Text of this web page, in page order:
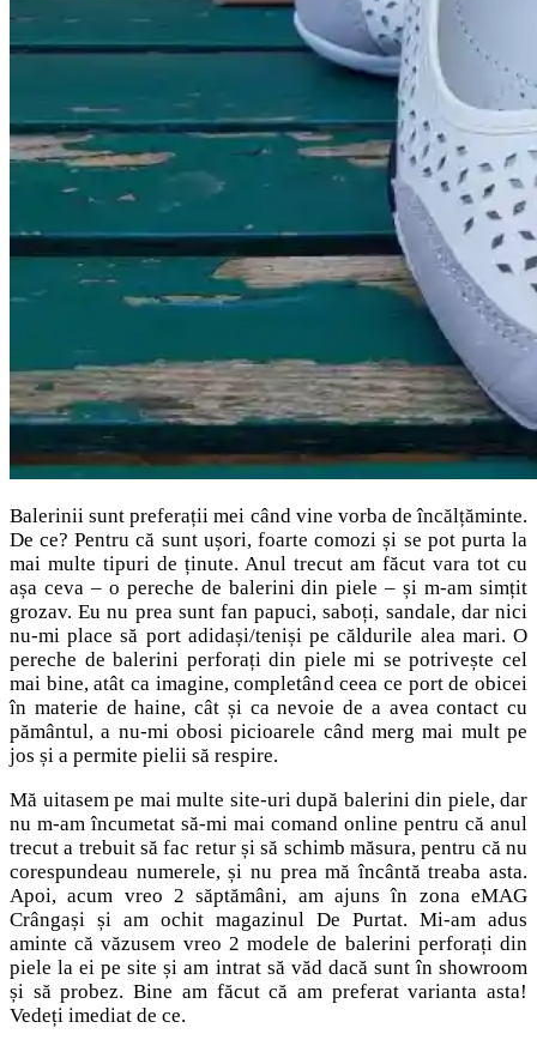
Balerinii sunt preferații mei când vine vorba de încălțăminte.
De ce? Pentru că sunt ușori, foarte comozi și se pot purta la
mai multe tipuri de ținute. Anul trecut am făcut vara tot cu
așa ceva – o pereche de balerini din piele – și m-am simțit
grozav. Eu nu prea sunt fan papuci, saboți, sandale, dar nici
nu-mi place să port adidași/teniși pe căldurile alea mari. O
pereche de balerini perforați din piele mi se potrivește cel
mai bine, atât ca imagine, completând ceea ce port de obicei
în materie de haine, cât și ca nevoie de a avea contact cu
pământul, a nu-mi obosi picioarele când merg mai mult pe
jos și a permite pielii să respire.
Mă uitasem pe mai multe site-uri după balerini din piele, dar
nu m-am încumetat să-mi mai comand online pentru că anul
trecut a trebuit să fac retur și să schimb măsura, pentru că nu
corespundeau numerele, și nu prea mă încântă treaba asta.
Apoi, acum vreo 2 săptămâni, am ajuns în zona eMAG
Crângași și am ochit magazinul De Purtat. Mi-am adus
aminte că văzusem vreo 2 modele de balerini perforați din
piele la ei pe site și am intrat să văd dacă sunt în showroom
și să probez. Bine am făcut că am preferat varianta asta!
Vedeți imediat de ce.